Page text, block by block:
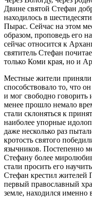
Двине святой Стефан
находилось в
Пырас. Сейчас на этом
образом, проповедь его
сейчас относится к
святитель Стефан
только Коми края, но и
Местные жители
способствовало то, что
и мог свободно говорить
менее прошло немало
стали склоняться к
наиболее упорные
даже несколько раз
кротость святого
язычников. Постепенно
Стефану более
стали просить его
Стефан крестил жителей
первый православный
земле, находился именно